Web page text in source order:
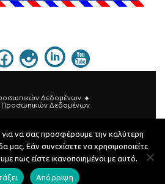
Δεδομένων
Προσωπικών Δεδομένων
Projects
να σας προσφέρουμε την καλύτερη
μας. Εάν συνεχίσετε να χρησιμοποιείτε
πως είστε ικανοποιημένοι με αυτό.
Απόρριψη